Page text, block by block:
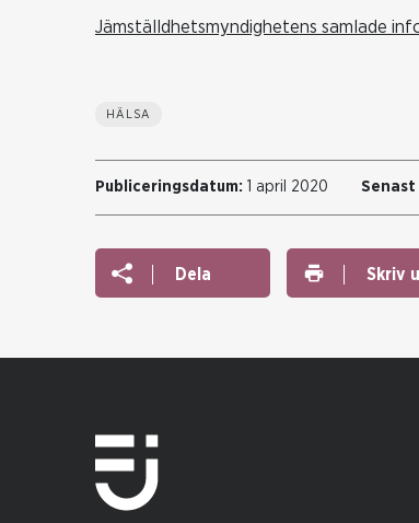
Jämställdhetsmyndighetens samlade
HÄLSA
Publiceringsdatum: 1 april 2020
Dela Skriv